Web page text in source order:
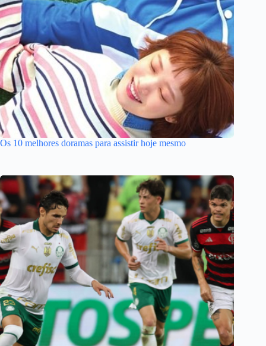
Os 10 melhores doramas para assistir hoje mesmo